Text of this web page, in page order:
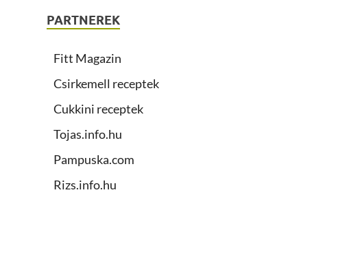
PARTNEREK
Fitt Magazin
Csirkemell receptek
Cukkini receptek
Tojas.info.hu
Pampuska.com
Rizs.info.hu